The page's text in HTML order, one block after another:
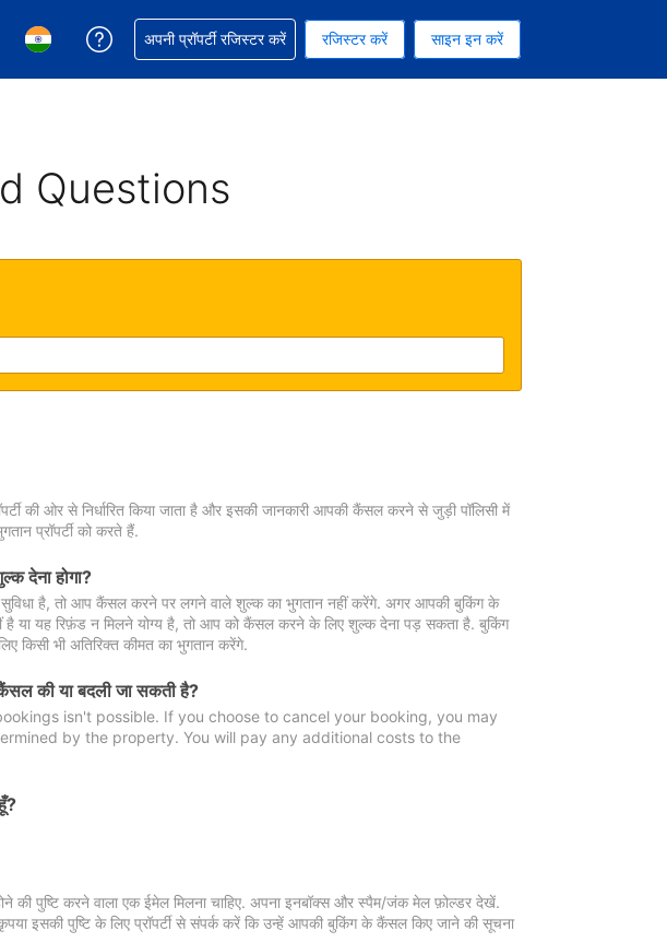
करेंसी चुनें. आपने अभी INR करेंसी को चुना हुआ है
अपनी भाषा चुनें. आपने अभी हिन्दी भाषा को चुना हुआ है
अपनी बुकिंग में सहायता पाएं
अपनी प्रॉपर्टी रजिस्टर करें रजिस्टर करें साइन इन करें
Questions
की ओर से निर्धारित किया जाता है और इसकी जानकारी आपकी कैंसल करने से जुड़ी पॉलिसी में
प्रॉपर्टी को करते हैं.
देना होगा?
है, तो आप कैंसल करने पर लगने वाले शुल्क का भुगतान नहीं करेंगे. अगर आपकी बुकिंग के
है या यह रिफ़ंड न मिलने योग्य है, तो आप को कैंसल करने के लिए शुल्क देना पड़ सकता है. बुकिंग
किसी भी अतिरिक्त कीमत का भुगतान करेंगे.
की या बदली जा सकती है?
isn't possible. If you choose to cancel your booking, you may
by the property. You will pay any additional costs to the
पुष्टि करने वाला एक ईमेल मिलना चाहिए. अपना इनबॉक्स और स्पैम/जंक मेल फ़ोल्डर देखें.
इसकी पुष्टि के लिए प्रॉपर्टी से संपर्क करें कि उन्हें आपकी बुकिंग के कैंसल किए जाने की सूचना